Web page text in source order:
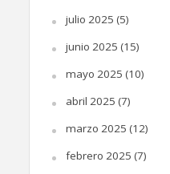
julio 2025 (5)
junio 2025 (15)
mayo 2025 (10)
abril 2025 (7)
marzo 2025 (12)
febrero 2025 (7)